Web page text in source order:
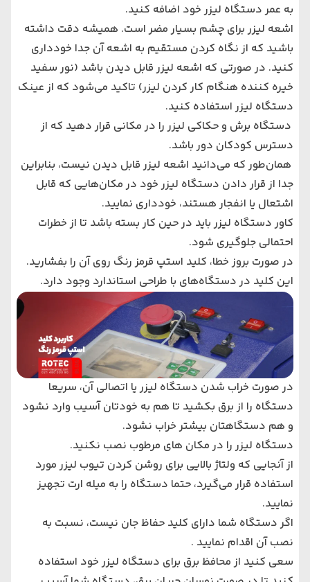
به عمر دستگاه لیزر خود اضافه کنید.
اشعه لیزر برای چشم بسیار مضر است. همیشه دقت داشته
باشید که از نگاه کردن مستقیم به اشعه آن جدا خودداری
کنید. در صورتی که اشعه لیزر قابل دیدن باشد (نور سفید
خیره کننده هنگام کار کردن لیزر) تاکید می‌شود که از عینک
دستگاه لیزر استفاده کنید.
دستگاه برش و حکاکی لیزر را در مکانی قرار دهید که از
دسترس کودکان دور باشد.
همان‌طور که می‌دانید اشعه لیزر قابل دیدن نیست، بنابراین
جدا از قرار دادن دستگاه لیزر خود در مکان‌هایی که قابل
اشتعال یا انفجار هستند، خودداری نمایید.
کاور دستگاه لیزر باید در حین کار بسته باشد تا از خطرات
احتمالی جلوگیری شود.
در صورت بروز خطا، کلید استپ قرمز رنگ روی آن را بفشارید.
این کلید در دستگاه‌های با طراحی استاندارد وجود دارد.
در صورت خراب شدن دستگاه لیزر یا اتصالی آن، سریعا
دستگاه را از برق بکشید تا هم به خودتان آسیب وارد نشود
و هم دستگاهتان بیشتر خراب نشود.
دستگاه لیزر را در مکان های مرطوب نصب نکنید.
از آنجایی که ولتاژ بالایی برای روشن کردن تیوب لیزر مورد
استفاده قرار می‌گیرد، حتما دستگاه را به میله ارت تجهیز
نمایید.
اگر دستگاه شما دارای کلید حفاظ جان نیست، نسبت به
نصب آن اقدام نمایید .
سعی کنید از محافظ برق برای دستگاه لیزر خود استفاده